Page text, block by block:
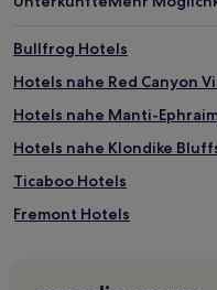
Bullfrog Hotels
Hotels nahe Red Canyon
Hotels nahe Manti-
Hotels nahe Klondike
Ticaboo Hotels
Fremont Hotels